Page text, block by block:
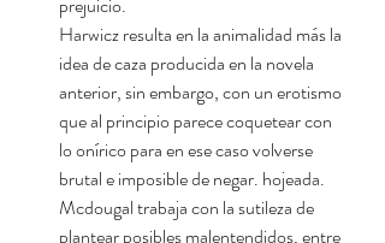
Harwicz resulta en la animalidad más la
idea de caza producida en la novela
anterior, sin embargo, con un erotismo
que al principio parece coquetear con
lo onírico para en ese caso volverse
brutal e imposible de negar. hojeada.
Mcdougal trabaja con la sutileza de
plantear posibles malentendidos, entre